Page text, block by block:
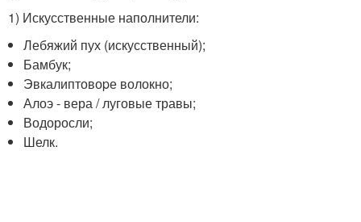
1) Искусственные наполнители:
Лебяжий пух (искусственный);
Бамбук;
Эвкалиптовоpе волокно;
Алоэ - вера / луговые травы;
Водоросли;
Шелк.